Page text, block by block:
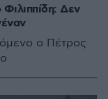
Δεν
ο Πέτρος